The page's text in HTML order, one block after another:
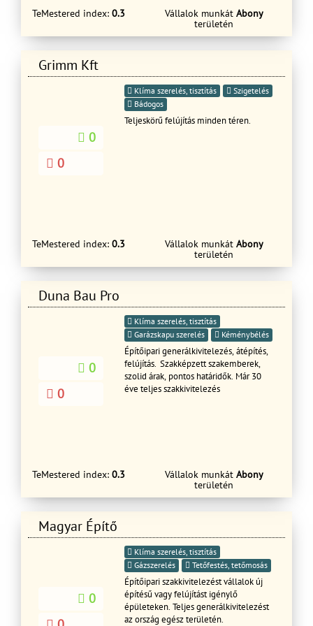
Garanciával rövid határidőn belül!
Ingyenes felmérés és árajánlat
készítése!
További szolgáltatásunk lakó és nem
lakó épületek, egyéb épületek felújítás
TeMestered index: 0.3 Vállalok munkát Abony
területén
Grimm Kft
0
0
Klíma szerelés, tisztítás
Szigetelés
Bádogos
Teljeskörű felújítás minden téren.
TeMestered index: 0.3 Vállalok munkát Abony
területén
Duna Bau Pro
0
0
Klíma szerelés, tisztítás
Garázskapu szerelés
Kéménybélés
Építőipari generálkivitelezés, átépítés,
felújítás. Szakképzett szakemberek,
szolid árak, pontos határidők. Már 30
éve teljes szakkivitelezés
TeMestered index: 0.3 Vállalok munkát Abony
területén
Magyar Építő
0
Klíma szerelés, tisztítás
Gázszerelés
Tetőfestés, tetőmosás
Építőipari szakkivitelezést vállalok új
építésű vagy felújítást igénylő
épületeken. Teljes generálkivitelezést
az ország egész területén.